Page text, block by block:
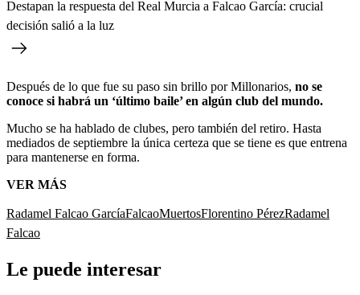
Destapan la respuesta del Real Murcia a Falcao García: crucial
decisión salió a la luz
Después de lo que fue su paso sin brillo por Millonarios, no se
conoce si habrá un ‘último baile’ en algún club del mundo.
Mucho se ha hablado de clubes, pero también del retiro. Hasta
mediados de septiembre la única certeza que se tiene es que entrena
para mantenerse en forma.
VER MÁS
Radamel Falcao GarcíaFalcaoMuertosFlorentino PérezRadamel
Falcao
Le puede interesar